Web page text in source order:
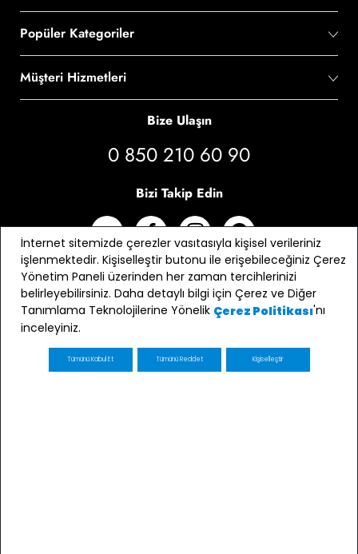
Popüler Kategoriler
Müşteri Hizmetleri
Bize Ulaşın
0 850 210 60 90
Bizi Takip Edin
İnternet sitemizde çerezler vasıtasıyla kişisel verileriniz
işlenmektedir. Kişiselleştir butonu ile erişebileceğiniz Çerez
Yönetim Paneli üzerinden her zaman tercihlerinizi
belirleyebilirsiniz. Daha detaylı bilgi için Çerez ve Diğer
Tanımlama Teknolojilerine Yönelik Çerez Politikası'nı
inceleyiniz.
Tümünü Kabul Et Tümünü Reddet Kişiselleştir